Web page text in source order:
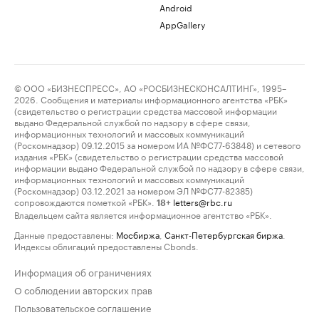
Android
AppGallery
© ООО «БИЗНЕСПРЕСС», АО «РОСБИЗНЕСКОНСАЛТИНГ», 1995–
2026. Сообщения и материалы информационного агентства «РБК»
(свидетельство о регистрации средства массовой информации
выдано Федеральной службой по надзору в сфере связи,
информационных технологий и массовых коммуникаций
(Роскомнадзор) 09.12.2015 за номером ИА №ФС77-63848) и сетевого
издания «РБК» (свидетельство о регистрации средства массовой
информации выдано Федеральной службой по надзору в сфере связи,
информационных технологий и массовых коммуникаций
(Роскомнадзор) 03.12.2021 за номером ЭЛ №ФС77-82385)
сопровождаются пометкой «РБК».
18+ letters@rbc.ru
Владельцем сайта является информационное агентство «РБК».
Данные предоставлены: Мосбиржа Санкт-Петербургская биржа
Индексы облигаций предоставлены Cbonds.
Информация об ограничениях
О соблюдении авторских прав
Пользовательское соглашение